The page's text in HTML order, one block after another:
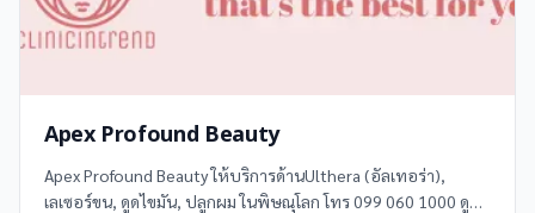
Apex Profound Beauty
Apex Profound Beauty ให้บริการด้านUlthera (อัลเทอร่า),
เลเซอร์ขน, ดูดไขมัน, ปลูกผม ในพิษณุโลก โทร 099 060 1000 ดู